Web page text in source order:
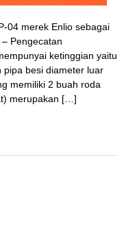
04 merek Enlio sebagai
Pengecatan
ketinggian yaitu
pipa besi diameter luar
memiliki 2 buah roda
merupakan […]